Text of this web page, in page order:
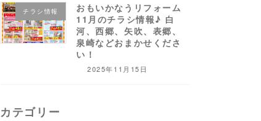
チラシ情報
おもいかなうリフォーム
11月のチラシ情報♪ 白
河、西郷、矢吹、表郷、
泉崎などおまかせくださ
い！
2025年11月15日
カテゴリー